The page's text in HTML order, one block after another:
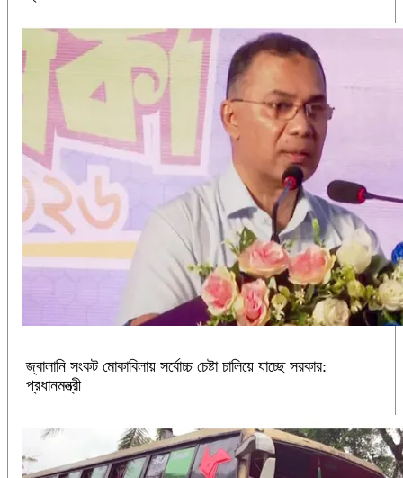
জ্বালানি সংকট মোকাবিলায় সর্বোচ্চ চেষ্টা চালিয়ে যাচ্ছে সরকার:
প্রধানমন্ত্রী